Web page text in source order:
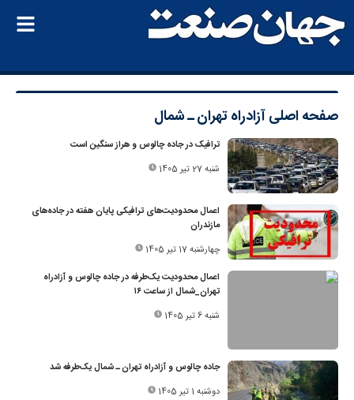
صفحه اصلیآزادراه تهران ـ شمال
ترافیک در جاده چالوس و هراز سنگین است
شنبه 27 تیر 1405
اعمال محدودیت‌های ترافیکی پایان هفته در جاده‌های
مازندران
چهارشنبه 17 تیر 1405
اعمال محدودیت یک‌طرفه در جاده چالوس و آزادراه
تهران_شمال از ساعت ۱۶
شنبه 6 تیر 1405
جاده چالوس و آزادراه تهران ـ شمال یک‌طرفه شد
دوشنبه 1 تیر 1405